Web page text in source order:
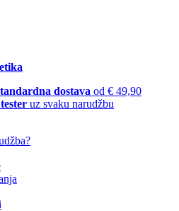
dostava od € 49,90
uz svaku narudžbu